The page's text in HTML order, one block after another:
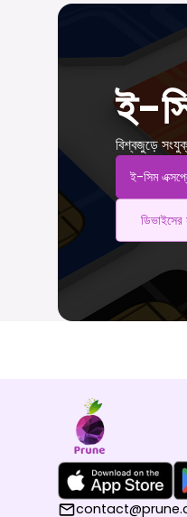
ই-
বিশ্বজুড়ে
ই-সিম
ডিভাইসের